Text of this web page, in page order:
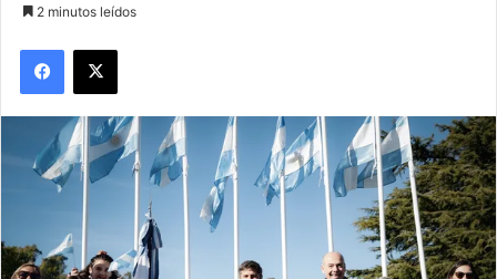
2 minutos leídos
Facebook
X